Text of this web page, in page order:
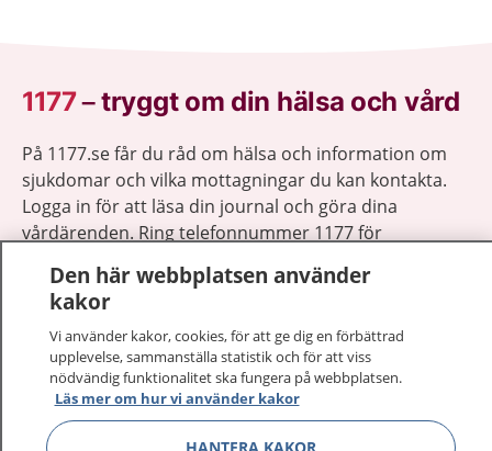
1177–tryggt om din hälsa och vård
På 1177.se får du råd om hälsa och information om
sjukdomar och vilka mottagningar du kan kontakta.
Logga in för att läsa din journal och göra dina
vårdärenden. Ring telefonnummer 1177 för
1177 ger dig råd när du vill må bättre.
1177 på flera språk Visa
Den här webbplatsen använder
kakor
Vi använder kakor, cookies, för att ge dig en förbättrad
upplevelse, sammanställa statistik och för att viss
nödvändig funktionalitet ska fungera på webbplatsen.
Läs mer om hur vi använder kakor